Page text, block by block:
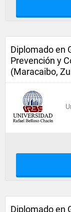
Diplomado en
Prevención y
(Maracaibo,
Diplomado en